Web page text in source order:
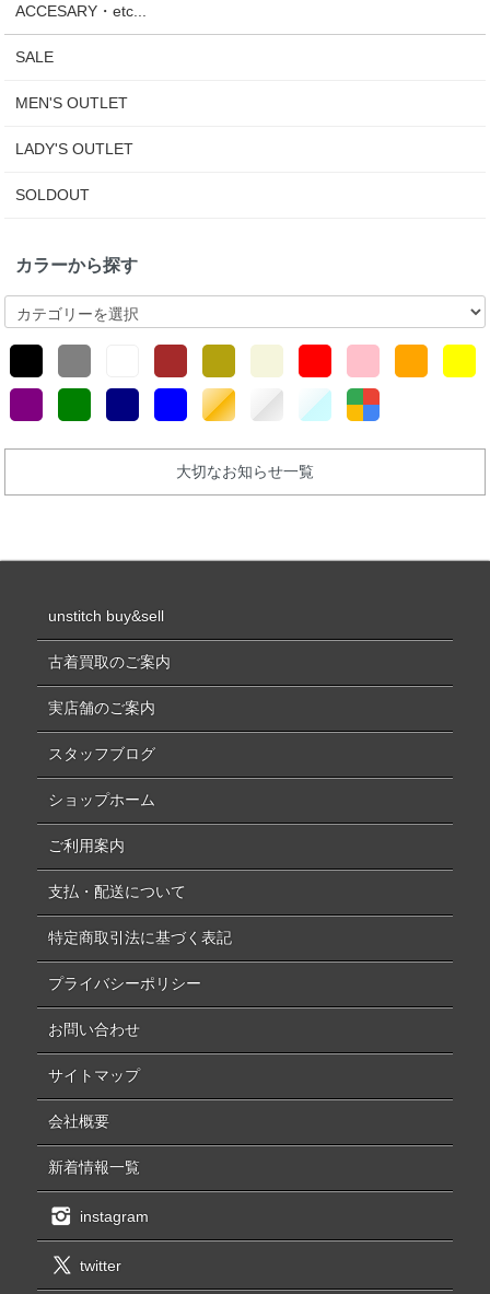
ACCESARY・etc...
SALE
MEN'S OUTLET
LADY'S OUTLET
SOLDOUT
カラーから探す
大切なお知らせ一覧
unstitch buy&sell
古着買取のご案内
実店舗のご案内
スタッフブログ
ショップホーム
ご利用案内
支払・配送について
特定商取引法に基づく表記
プライバシーポリシー
お問い合わせ
サイトマップ
会社概要
新着情報一覧
instagram
twitter